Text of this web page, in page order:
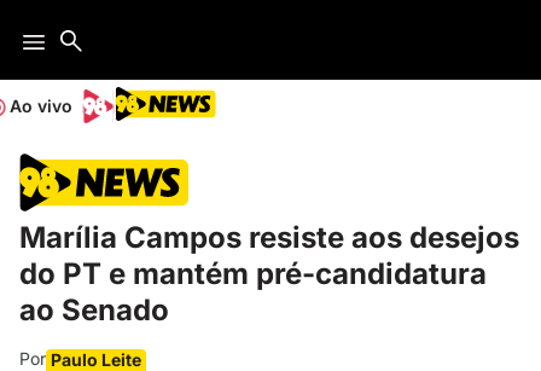
Ao vivo
Marília Campos resiste aos desejos
do PT e mantém pré-candidatura
ao Senado
Por Paulo Leite